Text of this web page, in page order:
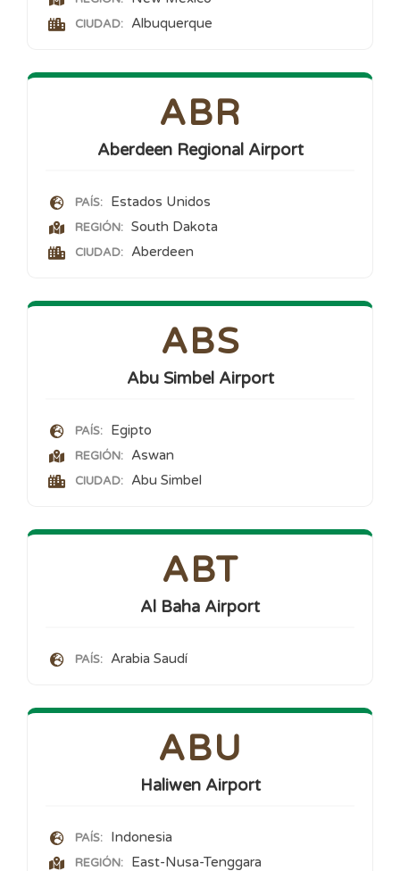
CIUDAD: Albuquerque
ABR
Aberdeen Regional Airport
PAÍS: Estados Unidos
REGIÓN: South Dakota
CIUDAD: Aberdeen
ABS
Abu Simbel Airport
PAÍS: Egipto
REGIÓN: Aswan
CIUDAD: Abu Simbel
ABT
Al Baha Airport
PAÍS: Arabia Saudí
ABU
Haliwen Airport
PAÍS: Indonesia
REGIÓN: East-Nusa-Tenggara